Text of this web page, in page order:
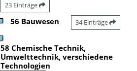
23 Einträge
56 Bauwesen 34 Einträge
58 Chemische Technik,
Umwelttechnik, verschiedene
Technologien